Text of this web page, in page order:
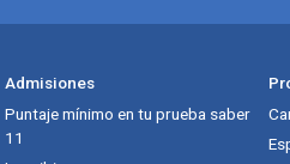
Admisiones
Puntaje mínimo en tu prueba saber
11